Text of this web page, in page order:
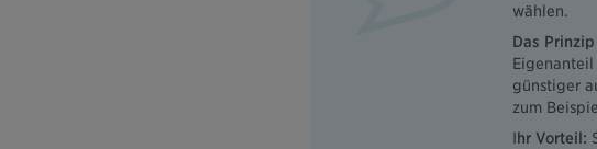
wählen.
Das
günstiger
zum
Ihr Vorteil: